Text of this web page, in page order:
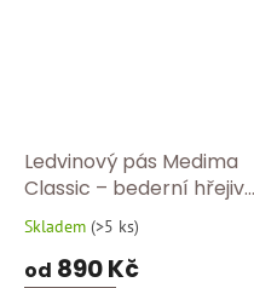
Ledvinový pás Medima
Classic – bederní hřejivý
pás z angory pro
přirozené teplo 302/100
Průměrné
produktu
Skladem (>5 ks)
od 890 Kč